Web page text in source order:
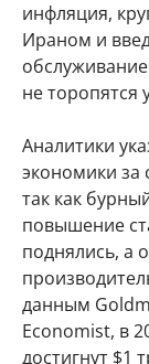
инфляция,
Ираном и
не торопятся
Аналитики
экономики за
так как
повышение
поднялись, а
данным
Economist, в
достигнут $1